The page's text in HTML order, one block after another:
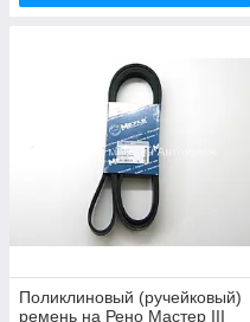
Поликлиновый (ручейковый)
ремень на Рено Мастер III